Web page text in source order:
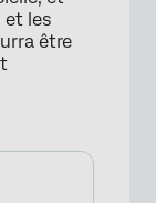
et les
être